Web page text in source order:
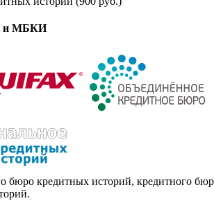
и МБКИ
бюро кредитных историй, кредитного